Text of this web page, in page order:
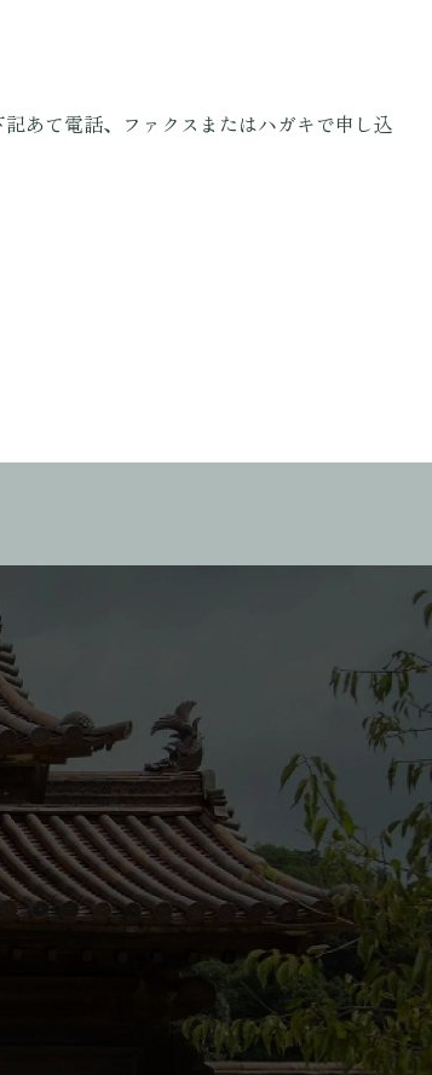
あて電話、ファクスまたはハガキで申し込